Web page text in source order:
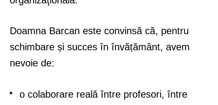
Doamna Barcan este convinsă că, pentru
schimbare și succes în învățământ, avem
nevoie de:
o colaborare reală între profesori, între